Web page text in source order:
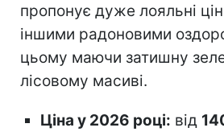
пропонує дуже лояльні
іншими радоновими
цьому маючи затишну
лісовому масиві.
Ціна у 2026 році: від